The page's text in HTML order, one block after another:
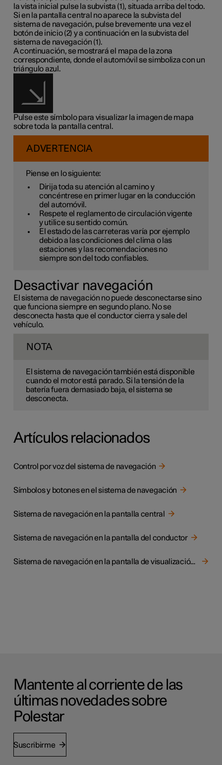
la vista inicial pulse la subvista (1), situada arriba del todo.
Si en la pantalla central no aparece la subvista del
sistema de navegación, pulse brevemente una vez el
botón de inicio (2) y a continuación en la subvista del
sistema de navegación (1).
A continuación, se mostrará el mapa de la zona
correspondiente, donde el automóvil se simboliza con un
triángulo azul.
Pulse este símbolo para visualizar la imagen de mapa
sobre toda la pantalla central.
ADVERTENCIA
Piense en lo siguiente:
Dirija toda su atención al camino y
concéntrese en primer lugar en la conducción
del automóvil.
Respete el reglamento de circulación vigente
y utilice su sentido común.
El estado de las carreteras varía por ejemplo
debido a las condiciones del clima o las
estaciones y las recomendaciones no
siempre son del todo confiables.
Desactivar navegación
El sistema de navegación no puede desconectarse sino
que funciona siempre en segundo plano. No se
desconecta hasta que el conductor cierra y sale del
vehículo.
NOTA
El sistema de navegación también está disponible
cuando el motor está parado. Si la tensión de la
batería fuera demasiado baja, el sistema se
desconecta.
Artículos relacionados
Control por voz del sistema de navegación
Símbolos y botones en el sistema de navegación
Sistema de navegación en la pantalla central
Sistema de navegación en la pantalla del conductor
Sistema de navegación en la pantalla de visualización frontal
Mantente al corriente de las
últimas novedades sobre
Polestar
Suscribirme